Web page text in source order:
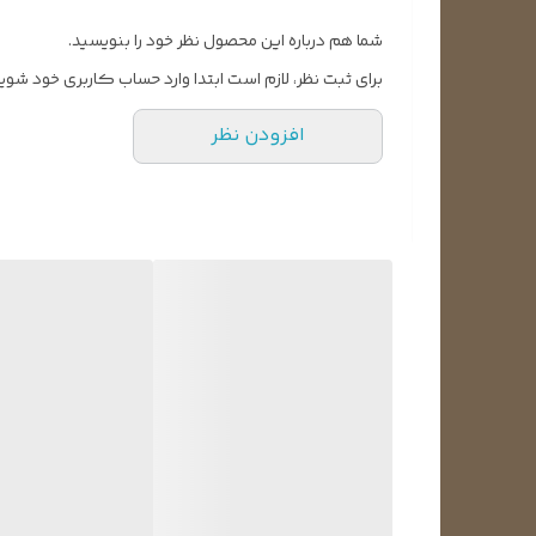
شما هم درباره این محصول نظر خود را بنویسید.
برای ثبت نظر، لازم است ابتدا وارد حساب کاربری خود
افزودن نظر